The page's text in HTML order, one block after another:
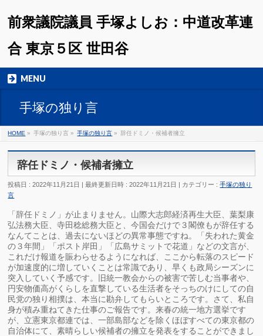
前衆議院議員 手塚よしお：中道改革連
合 東京５区 世田谷
MENU
手塚の独り言
HOME » 手塚の独り言 » 手塚の独り言 » 辞任ドミノ・候補者擁立
辞任ドミノ・候補者擁立
投稿日 : 2022年11月21日 最終更新日時 : 2022年11月21日 カテゴリー :手塚の独り
言
「辞任ドミノ」が止まりません。山際大志郎経済再生大臣、葉梨康
弘法務大臣、寺田稔総務大臣と、今国会だけで３閣僚もが辞任する
なんてことは、過去にないほどの異常事態ですね。「失われた黄金
の３年間」「ポスト岸田」「広島サミットで花道」などの文言が、
これだけ報道を賑わらせるようになれば、ここから転落のスピード
が加速度的に増していくことは常識であり、早くも政局シーズンに
突入していく予感です。旧統一教会からの被害で苦しむ当事者や、
円安物価高がくらしを直撃している生活者をそっちのけにしての自
民党の独り相撲は、本当に勘弁してもらいところです。さて、私自
身が積み重ねてきた仕事のご報告です。来春の統一地方選挙です
が、立憲東京都連では、一部島部などを除くほぼすべての東京都の
自治体にて、素晴らしい候補者の擁立を発表をすることができまし